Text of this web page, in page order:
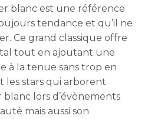
blanc est une référence
tendance et qu’il ne
Ce grand classique offre
tout en ajoutant une
à la tenue sans trop en
les stars qui arborent
lors d’évènements
mais aussi son